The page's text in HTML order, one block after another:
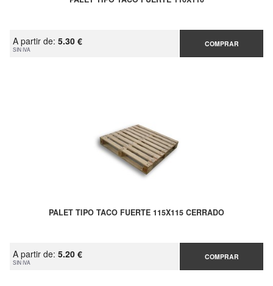
A partir de: 5.30 €
SIN IVA
COMPRAR
PALET TIPO TACO FUERTE 115X115 CERRADO
A partir de: 5.20 €
SIN IVA
COMPRAR